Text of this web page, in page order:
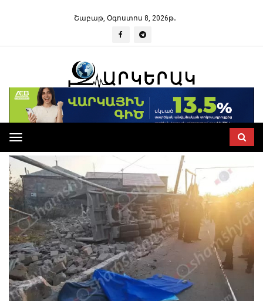
Շաբաթ, Օգոստոս 8, 2026թ․
Toggle
navigation